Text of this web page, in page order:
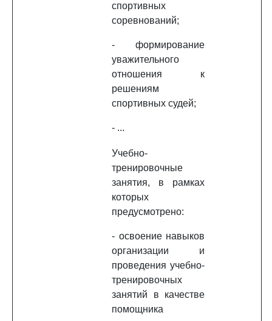
спортивных
соревнований;
- формирование
уважительного
отношения к
решениям
спортивных судей;
- ...
Учебно-
тренировочные
занятия, в рамках
которых
предусмотрено:
- освоение навыков
организации и
проведения учебно-
тренировочных
занятий в качестве
помощника